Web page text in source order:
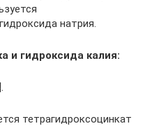
натрия.
и гидроксида калия:
тетрагидроксоцинкат